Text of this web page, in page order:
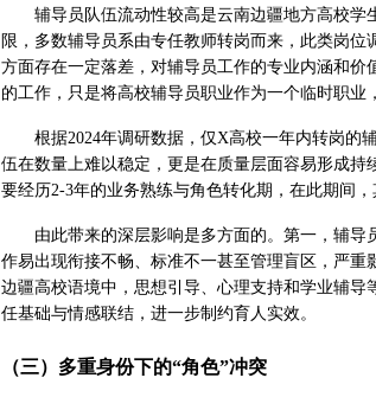
辅导员队伍流动性较高是云南边疆地方高校
限，多数辅导员系由专任教师转岗而来，此类岗
方面存在一定落差，对辅导员工作的专业内涵和
的工作，只是将高校辅导员职业作为一个临时职业
根据2024年调研数据，仅X高校一年内转岗的
伍在数量上难以稳定，更是在质量层面容易形成
要经历2-3年的业务熟练与角色转化期，在此期间
由此带来的深层影响是多方面的。第一，辅
作易出现衔接不畅、标准不一甚至管理盲区，严
边疆高校语境中，思想引导、心理支持和学业辅
任基础与情感联结，进一步制约育人实效。
（三）多重身份下的“角色”冲突